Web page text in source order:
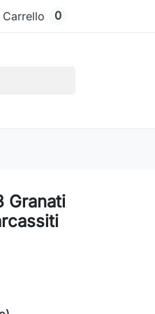
Carrello 0
Granati